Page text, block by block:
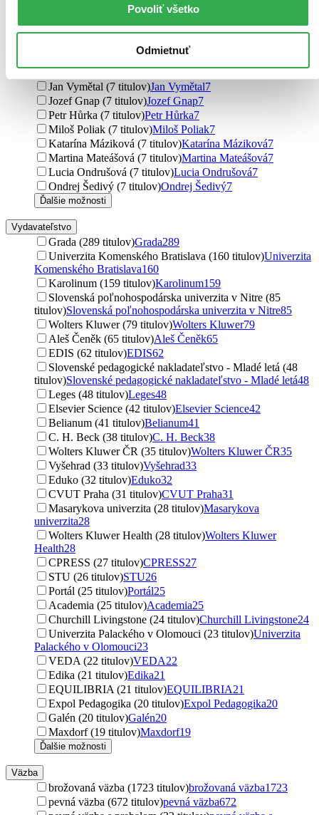
Povoliť všetko
Odmietnuť
Viera Lisá (8 titulov)Viera Lisá8
Věra Höppnerová (8 titulov)Věra Höppnerová8
Tomáš Gřivna (8 titulov)
Tomáš Gřivna
Jozef Beňuška (8 titulov)Jozef Beňuška
Ivan Teplička (7 titulov)Ivan Teplička7
Jan Vymětal (7 titulov)Jan Vymětal7
Jozef Gnap (7 titulov)Jozef Gnap7
Petr Hůrka (7 titulov)Petr Hůrka7
Miloš Poliak (7 titulov)Miloš Poliak7
Katarína Máziková (7 titulov)Katarína Máziková7
Martina Mateášová (7 titulov)Martina Mateášová7
Lucia Ondrušová (7 titulov)Lucia Ondrušová7
Ondrej Šedivý (7 titulov)Ondrej Šedivý7
Ďalšie možnosti
Vydavateľstvo
Grada (289 titulov)Grada289
Univerzita Komenského Bratislava (160 titulov)Univerzita
Komenského Bratislava160
Karolinum (159 titulov)Karolinum159
Slovenská poľnohospodárska univerzita v Nitre (85
titulov)Slovenská poľnohospodárska univerzita v Nitre85
Wolters Kluwer (79 titulov)Wolters Kluwer79
Aleš Čeněk (65 titulov)Aleš Čeněk65
EDIS (62 titulov)EDIS62
Slovenské pedagogické nakladateľstvo - Mladé letá (48
titulov)Slovenské pedagogické nakladateľstvo - Mladé letá48
Leges (48 titulov)Leges48
Elsevier Science (42 titulov)Elsevier Science42
Belianum (41 titulov)Belianum41
C. H. Beck (38 titulov)C. H. Beck38
Wolters Kluwer ČR (35 titulov)Wolters Kluwer ČR35
Vyšehrad (33 titulov)Vyšehrad33
Eduko (32 titulov)Eduko32
CVUT Praha (31 titulov)CVUT Praha31
Masarykova univerzita (28 titulov)Masarykova
univerzita28
Wolters Kluwer Health (28 titulov)Wolters Kluwer
Health28
CPRESS (27 titulov)CPRESS27
STU (26 titulov)STU26
Portál (25 titulov)Portál25
Academia (25 titulov)Academia25
Churchill Livingstone (24 titulov)Churchill Livingstone24
Univerzita Palackého v Olomouci (23 titulov)Univerzita
Palackého v Olomouci23
VEDA (22 titulov)VEDA22
Edika (21 titulov)Edika21
EQUILIBRIA (21 titulov)EQUILIBRIA21
Expol Pedagogika (20 titulov)Expol Pedagogika20
Galén (20 titulov)Galén20
Maxdorf (19 titulov)Maxdorf19
Ďalšie možnosti
Väzba
brožovaná väzba (1723 titulov)brožovaná väzba1723
pevná väzba (672 titulov)pevná väzba672